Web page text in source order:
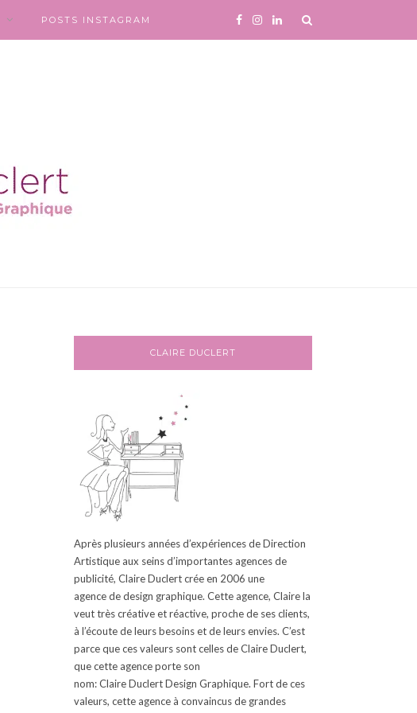
POSTS INSTAGRAM
CLAIRE DUCLERT
Après plusieurs années d’expériences de Direction
Artistique aux seins d’importantes agences de
publicité, ClaireDuclertcrée en 2006 une
agencede design graphique. Cette agence, Claire la
veut très créative et réactive, proche de ses clients,
à l’écoute de leurs besoins et de leurs envies. C’est
parce que ces valeurs sont celles de ClaireDuclert,
que cette agence porte son
nom:ClaireDuclertDesign Graphique. Fort de ces
valeurs, cette agence à convaincus de grandes